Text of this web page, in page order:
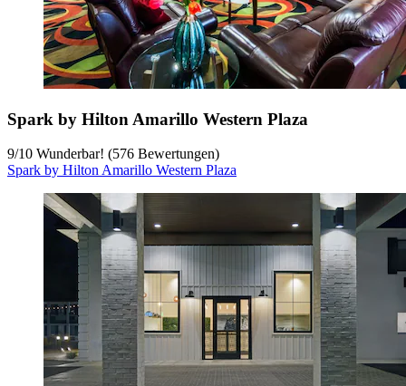
Spark by Hilton Amarillo Western Plaza
9/10 Wunderbar! (576 Bewertungen)
Spark by Hilton Amarillo Western Plaza